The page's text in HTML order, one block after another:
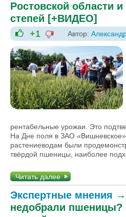
Ростовской области
степей [+ВИДЕО]
+1
+1
-1
Автор:
рентабельные урожаи. Это
На Дне поля в ЗАО
растениеводам были
твёрдой пшеницы, наиболее
Читать далее
Экспертные мнения →
недобрали пшеницы?